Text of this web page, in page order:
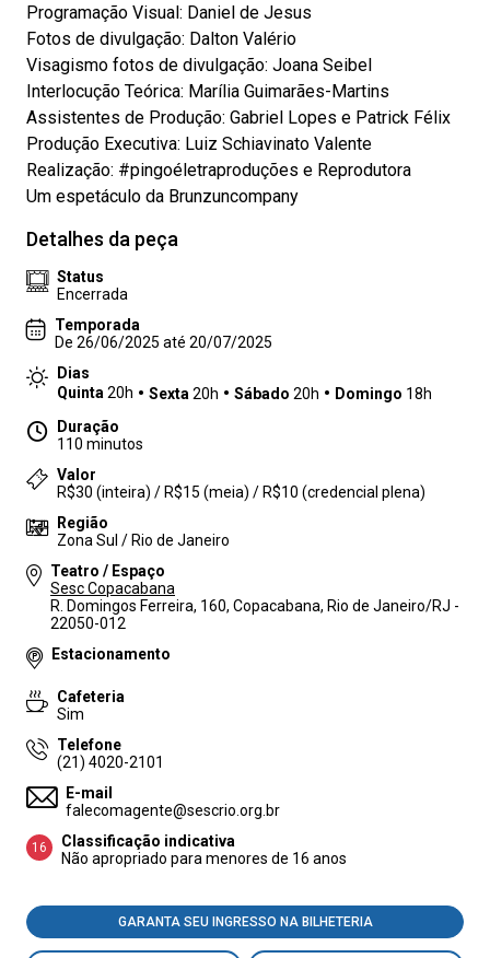
Programação Visual: Daniel de Jesus
Fotos de divulgação: Dalton Valério
Visagismo fotos de divulgação: Joana Seibel
Interlocução Teórica: Marília Guimarães-Martins
Assistentes de Produção: Gabriel Lopes e Patrick Félix
Produção Executiva: Luiz Schiavinato Valente
Realização: #pingoéletraproduções e Reprodutora
Um espetáculo da Brunzuncompany
Detalhes da peça
Status
Encerrada
Temporada
De 26/06/2025 até 20/07/2025
Dias
Quinta 20h Sexta 20h Sábado 20h Domingo 18h
Duração
110 minutos
Valor
R$30 (inteira) / R$15 (meia) / R$10 (credencial plena)
Região
Zona Sul / Rio de Janeiro
Teatro / Espaço
Sesc Copacabana
R. Domingos Ferreira, 160, Copacabana, Rio de Janeiro/RJ -
22050-012
Estacionamento
Cafeteria
Sim
Telefone
(21) 4020-2101
E-mail
falecomagente@sescrio.org.br
16
Classificação indicativa
Não apropriado para menores de 16 anos
GARANTA SEU INGRESSO NA BILHETERIA